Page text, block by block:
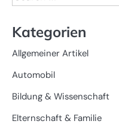
for:
Kategorien
Allgemeiner Artikel
Automobil
Bildung & Wissenschaft
Elternschaft & Familie